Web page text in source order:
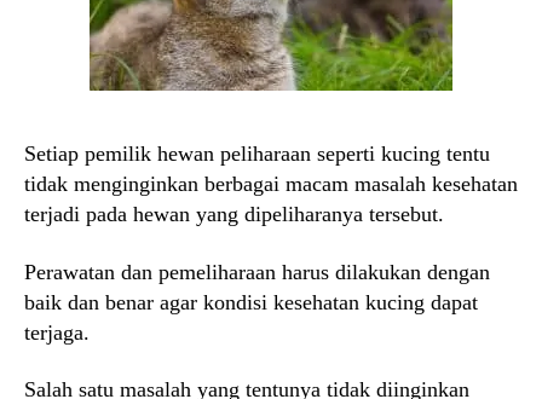
Setiap pemilik hewan peliharaan seperti kucing tentu
tidak menginginkan berbagai macam masalah kesehatan
terjadi pada hewan yang dipeliharanya tersebut.
Perawatan dan pemeliharaan harus dilakukan dengan
baik dan benar agar kondisi kesehatan kucing dapat
terjaga.
Salah satu masalah yang tentunya tidak diinginkan